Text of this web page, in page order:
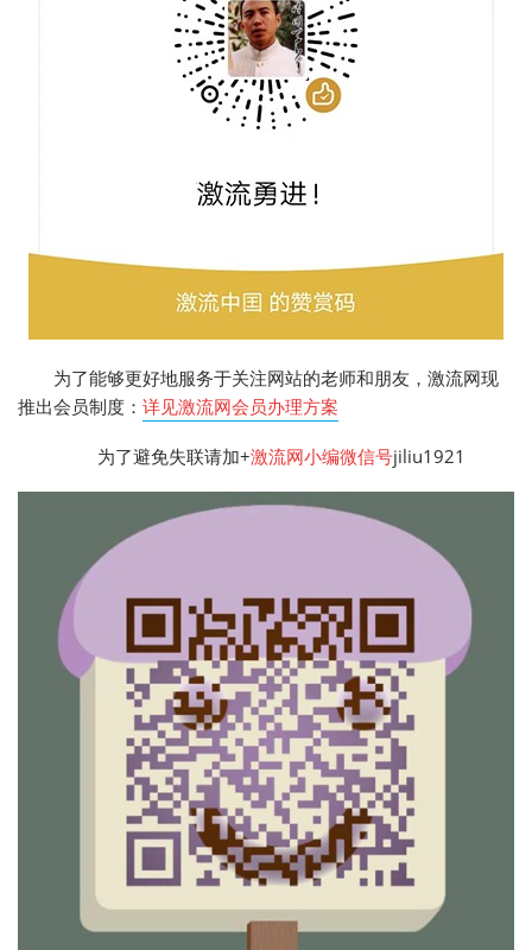
为了能够更好地服务于关注网站的老师和朋友，激流网现
推出会员制度： 详见激流网会员办理方案
为了避免失联请加+激流网小编微信号jiliu1921